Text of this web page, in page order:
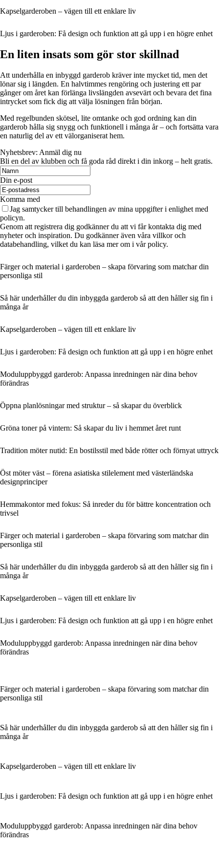
Kapselgarderoben – vägen till ett enklare liv
Ljus i garderoben: Få design och funktion att gå upp i en högre enhet
En liten insats som gör stor skillnad
Att underhålla en inbyggd garderob kräver inte mycket tid, men det
lönar sig i längden. En halvtimmes rengöring och justering ett par
gånger om året kan förlänga livslängden avsevärt och bevara det fina
intrycket som fick dig att välja lösningen från början.
Med regelbunden skötsel, lite omtanke och god ordning kan din
garderob hålla sig snygg och funktionell i många år – och fortsätta vara
en naturlig del av ett välorganiserat hem.
Nyhetsbrev: Anmäl dig nu
Bli en del av klubben och få goda råd direkt i din inkorg – helt gratis.
Din e-post
Komma med
Jag samtycker till behandlingen av mina uppgifter i enlighet med
policyn.
Genom att registrera dig godkänner du att vi får kontakta dig med
nyheter och inspiration. Du godkänner även våra villkor och
databehandling, vilket du kan läsa mer om i vår policy.
Färger och material i garderoben – skapa förvaring som matchar din
personliga stil
Så här underhåller du din inbyggda garderob så att den håller sig fin i
många år
Kapselgarderoben – vägen till ett enklare liv
Ljus i garderoben: Få design och funktion att gå upp i en högre enhet
Moduluppbyggd garderob: Anpassa inredningen när dina behov
förändras
Öppna planlösningar med struktur – så skapar du överblick
Gröna toner på vintern: Så skapar du liv i hemmet året runt
Tradition möter nutid: En bostilsstil med både rötter och förnyat uttryck
Öst möter väst – förena asiatiska stilelement med västerländska
designprinciper
Hemmakontor med fokus: Så inreder du för bättre koncentration och
trivsel
Färger och material i garderoben – skapa förvaring som matchar din
personliga stil
Så här underhåller du din inbyggda garderob så att den håller sig fin i
många år
Kapselgarderoben – vägen till ett enklare liv
Ljus i garderoben: Få design och funktion att gå upp i en högre enhet
Moduluppbyggd garderob: Anpassa inredningen när dina behov
förändras
Färger och material i garderoben – skapa förvaring som matchar din
personliga stil
Så här underhåller du din inbyggda garderob så att den håller sig fin i
många år
Kapselgarderoben – vägen till ett enklare liv
Ljus i garderoben: Få design och funktion att gå upp i en högre enhet
Moduluppbyggd garderob: Anpassa inredningen när dina behov
förändras